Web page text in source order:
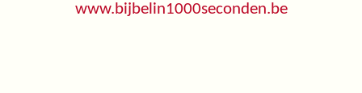
www.bijbelin1000seconden.be